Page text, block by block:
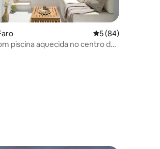
média de 5, 68 avaliações
5 de uma
5 (84)
piscina aquecida no centro de